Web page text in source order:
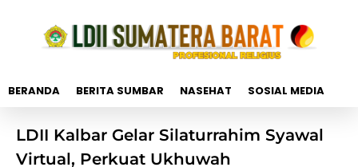
BERANDA BERITA SUMBAR NASEHAT SOSIAL MEDIA
LDII Kalbar Gelar Silaturrahim Syawal
Virtual, Perkuat Ukhuwah